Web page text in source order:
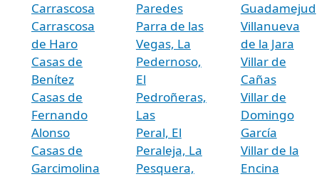
Carrascosa
Carrascosa
de Haro
Casas de
Benítez
Casas de
Fernando
Alonso
Casas de
Garcimolina
Paredes
Parra de las
Vegas, La
Pedernoso,
El
Pedroñeras,
Las
Peral, El
Peraleja, La
Pesquera,
Guadamejud
Villanueva
de la Jara
Villar de
Cañas
Villar de
Domingo
García
Villar de la
Encina